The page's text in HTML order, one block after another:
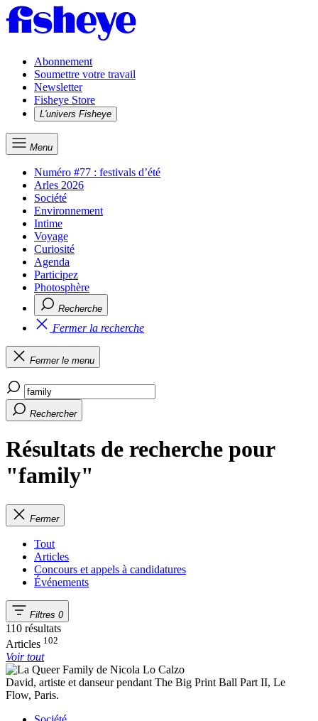
Abonnement
Soumettre votre travail
Newsletter
Fisheye Store
L'univers Fisheye
Menu
Numéro #77 : festivals d’été
Arles 2026
Société
Environnement
Intime
Voyage
Curiosité
Agenda
Participez
Photosphère
Recherche
Fermer la recherche
Fermer le menu
Rechercher
Résultats de recherche pour
"family"
Fermer
Tout
Articles
Concours et appels à candidatures
Événements
Filtres 0
110 résultats
Articles 102
Voir tout
David, artiste et danseur pendant The Big Print Ball Part II, Le
Flow, Paris.